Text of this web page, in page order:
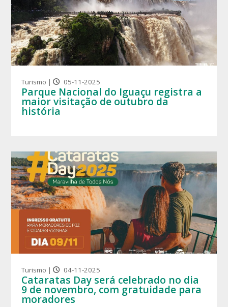
Turismo | 05-11-2025
Parque Nacional do Iguaçu registra a
maior visitação de outubro da
história
Turismo | 04-11-2025
Cataratas Day será celebrado no dia
9 de novembro, com gratuidade para
moradores